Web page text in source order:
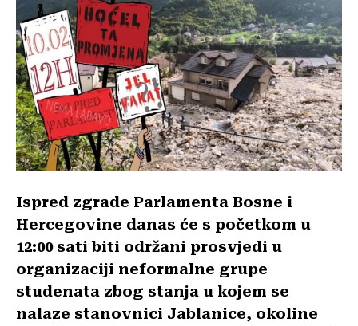
Ispred zgrade Parlamenta Bosne i
Hercegovine danas će s početkom u
12:00 sati biti održani prosvjedi u
organizaciji neformalne grupe
studenata zbog stanja u kojem se
nalaze stanovnici Jablanice, okoline